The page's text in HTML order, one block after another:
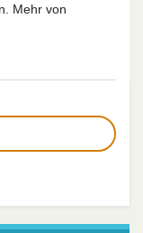
Mehr von